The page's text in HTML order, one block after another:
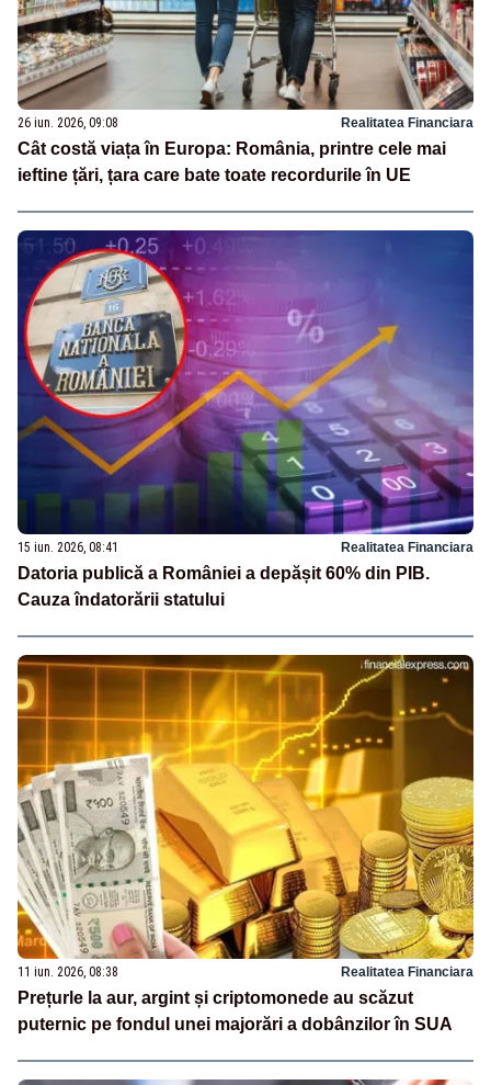
26 iun. 2026, 09:08 Realitatea Financiara
Cât costă viața în Europa: România, printre cele mai
ieftine țări, țara care bate toate recordurile în UE
15 iun. 2026, 08:41 Realitatea Financiara
Datoria publică a României a depășit 60% din PIB.
Cauza îndatorării statului
11 iun. 2026, 08:38 Realitatea Financiara
Prețurle la aur, argint și criptomonede au scăzut
puternic pe fondul unei majorări a dobânzilor în SUA